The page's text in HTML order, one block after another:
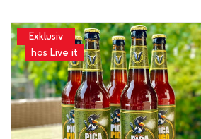
Exklusiv
hos Live it